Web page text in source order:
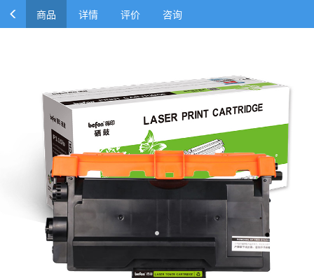
商品 详情 评价 咨询
代用粉盒 T-40003KTB 适用光电通OEP400DN OEP4010/40
15DN MP4020/4024/4025/4030DN zxk-250427161654